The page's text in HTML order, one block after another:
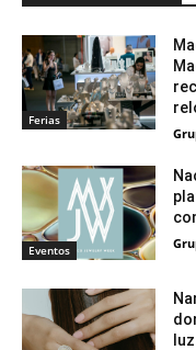
Ferias
Eventos